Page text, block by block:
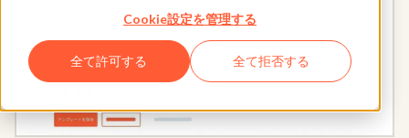
Cookie設定を管理する
全て許可する 全て拒否する